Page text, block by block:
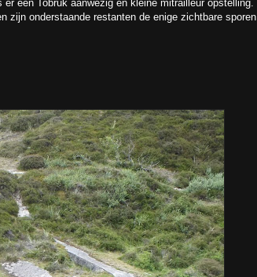
er een Tobruk aanwezig en kleine mitrailleur opstelling.
zijn onderstaande restanten de enige zichtbare sporen